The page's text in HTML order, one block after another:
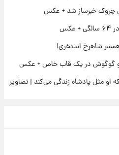
چروک خبرساز شد + عکس
شاهرخ استخری!
و گوگوش در یک قاب خاص + عکس
او مثل پادشاه زندگی می‌کند | تصاویر